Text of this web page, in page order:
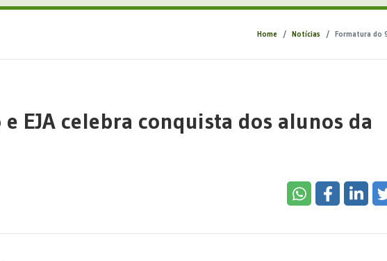
Home Notícias Formatura do
EJA celebra conquista dos alunos da